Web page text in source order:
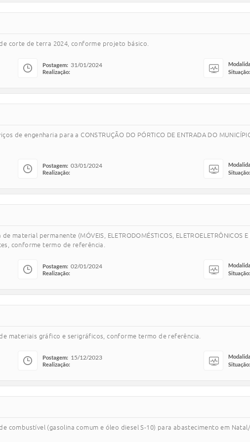
corte de terra 2024, conforme projeto básico.
Postagem: 31/01/2024
Realização: Situação:
de engenharia para a CONSTRUÇÃO DO PÓRTICO DE ENTRADA DO
Postagem: 03/01/2024
Realização: Situação:
material permanente (MÓVEIS, ELETRODOMÉSTICOS, ELETROELETRÔNICOS E
conforme termo de referência.
Postagem: 02/01/2024
Realização: Situação:
materiais gráfico e serigráficos, conforme termo de referência.
Postagem: 15/12/2023
Realização: Situação:
combustível (gasolina comum e óleo diesel S-10) para abastecimento em